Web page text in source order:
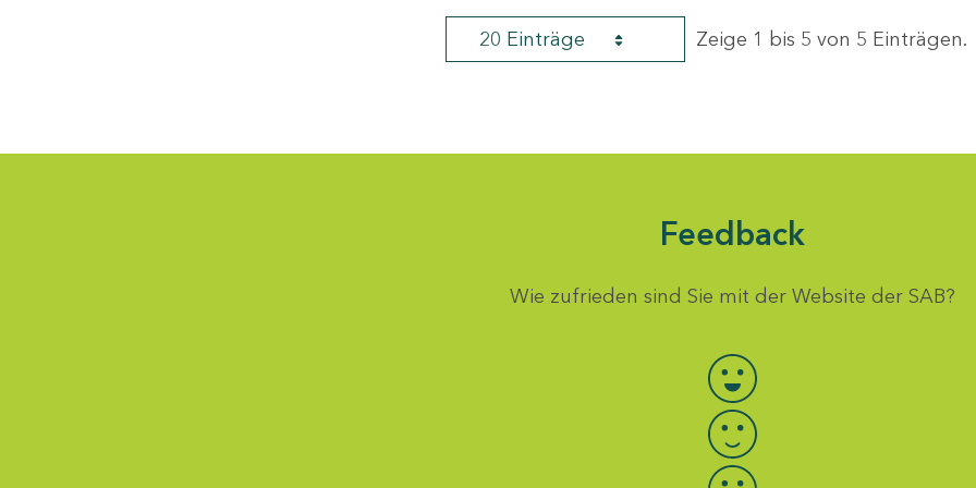
20 Einträge Zeige 1 bis 5 von 5 Einträgen.
Feedback
Wie zufrieden sind Sie mit der Website der SAB?
Bewertung auswählen